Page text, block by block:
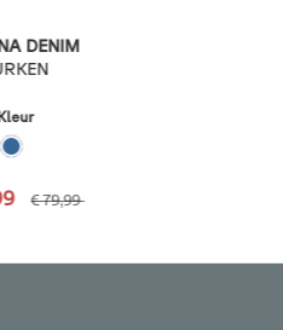
DENIM
Kleur
€ 79,99